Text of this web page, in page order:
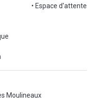
• Espace d'attente
Moulineaux